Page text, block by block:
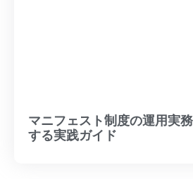
マニフェスト制度の運用実
する実践ガイド